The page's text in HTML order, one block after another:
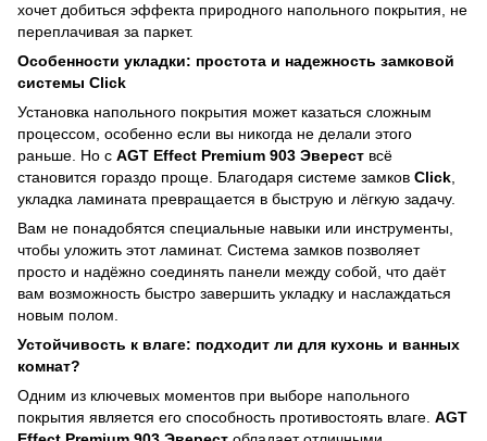
хочет добиться эффекта природного напольного покрытия, не
переплачивая за паркет.
Особенности укладки: простота и надежность замковой
системы Click
Установка напольного покрытия может казаться сложным
процессом, особенно если вы никогда не делали этого
раньше. Но с AGT Effect Premium 903 Эверест всё
становится гораздо проще. Благодаря системе замков Click,
укладка ламината превращается в быструю и лёгкую задачу.
Вам не понадобятся специальные навыки или инструменты,
чтобы уложить этот ламинат. Система замков позволяет
просто и надёжно соединять панели между собой, что даёт
вам возможность быстро завершить укладку и наслаждаться
новым полом.
Устойчивость к влаге: подходит ли для кухонь и ванных
комнат?
Одним из ключевых моментов при выборе напольного
покрытия является его способность противостоять влаге. AGT